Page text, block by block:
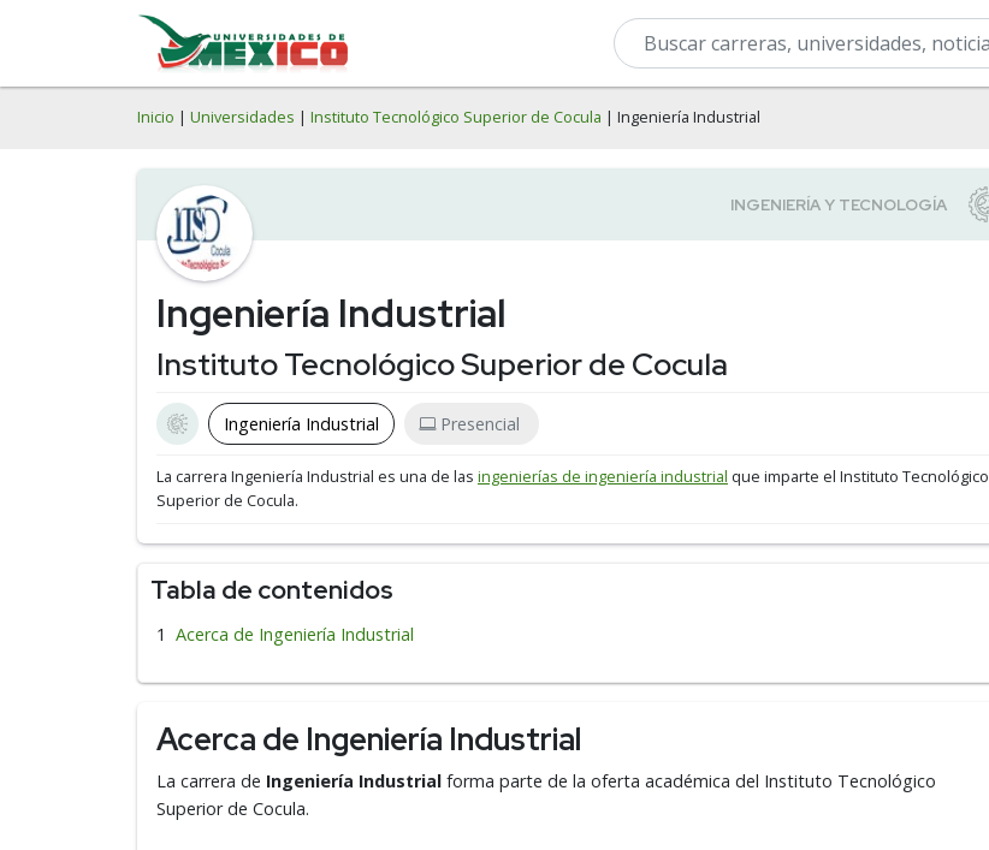
Inicio | Universidades | Instituto Tecnológico Superior de Cocula | Ingeniería Industrial
Ingeniería Industrial
Instituto Tecnológico Superior de Cocula
Ingeniería Industrial Presencial
La carrera Ingeniería Industrial es una de las ingenierías de ingeniería industrial que imparte el Instituto Tecnológico
Superior de Cocula.
Tabla de contenidos
Acerca de Ingeniería Industrial
Acerca de Ingeniería Industrial
La carrera de Ingeniería Industrial forma parte de la oferta académica del Instituto Tecnológico
Superior de Cocula.